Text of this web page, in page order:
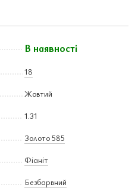
В наявності
18
Жовтий
1.31
Золото 585
Фіаніт
Безбарвний